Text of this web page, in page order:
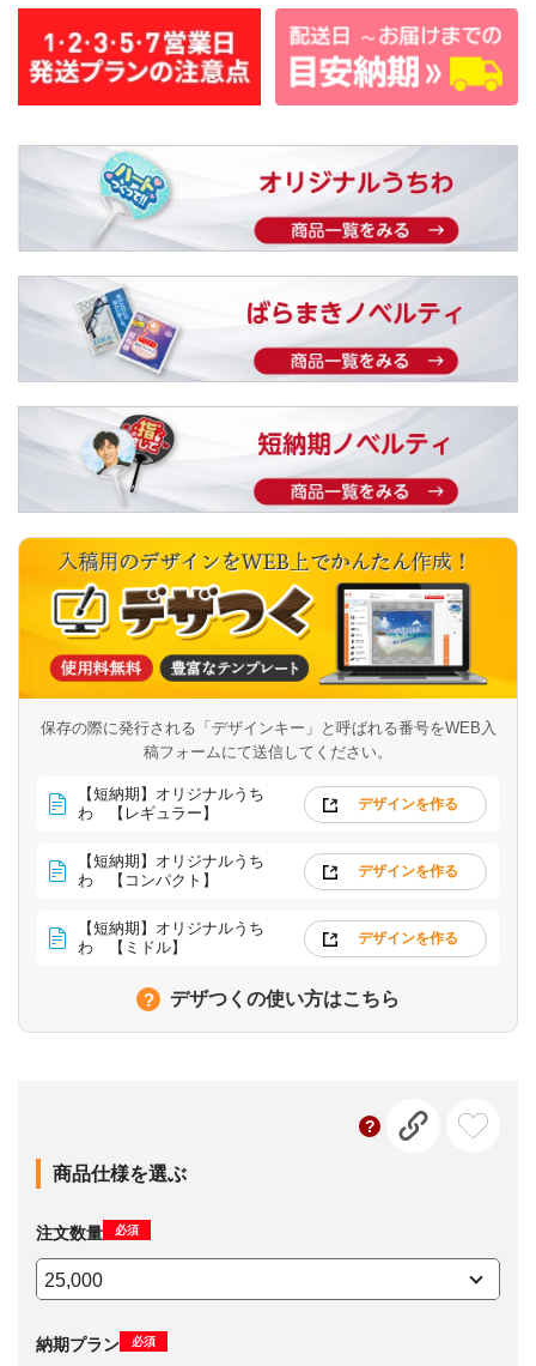
保存の際に発行される「デザインキー」と呼ばれる番号をWEB入
稿フォームにて送信してください。
【短納期】オリジナルうち
わ 【レギュラー】
デザインを作る
【短納期】オリジナルうち
わ 【コンパクト】
デザインを作る
【短納期】オリジナルうち
わ 【ミドル】
デザインを作る
デザつくの使い方はこちら
商品仕様を選ぶ
注文数量 必須
納期プラン 必須